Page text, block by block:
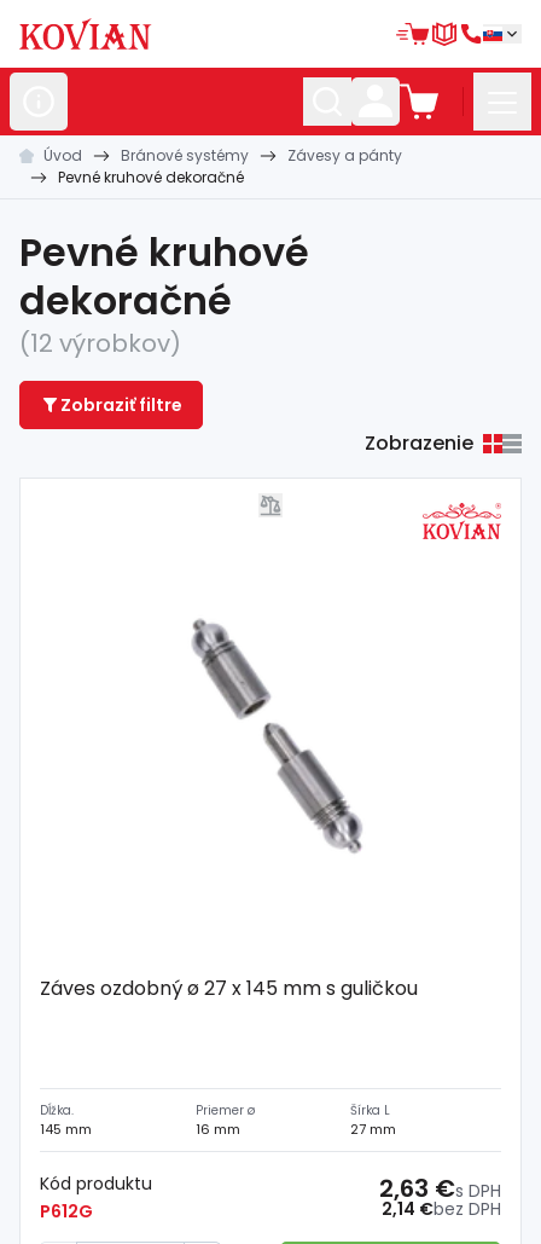
Nerezovépolotovary
Kovanépolotovary
Zábradlia a madlá
Bránové systémy
Automatizácia
Úvod Bránové systémy
Závesy a pánty
Pevné kruhové dekoračné
Pevné kruhové
dekoračné
(12 výrobkov)
Zobraziť filtre
Zobrazenie
Záves ozdobný ø 27 x 145 mm s guličkou
Dĺžka.
145 mm
Priemer ø
16 mm
Šírka L
27 mm
Kód produktu
P612G
2,14 €bez DPH
2,63 €s DPH